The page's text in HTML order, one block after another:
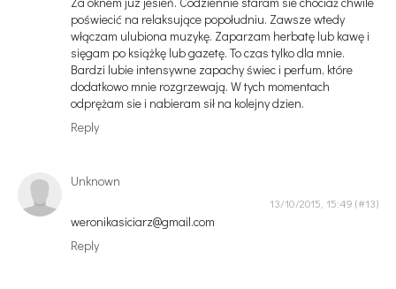
poświecić na relaksujące popołudniu. Zawsze wtedy
włączam ulubiona muzykę. Zaparzam herbatę lub kawę i
sięgam po książkę lub gazetę. To czas tylko dla mnie.
Bardzi lubie intensywne zapachy świec i perfum, które
dodatkowo mnie rozgrzewają. W tych momentach
odprężam sie i nabieram sił na kolejny dzien.
Reply
Unknown
13/10/2015, 15:49
weronikasiciarz@gmail.com
Reply